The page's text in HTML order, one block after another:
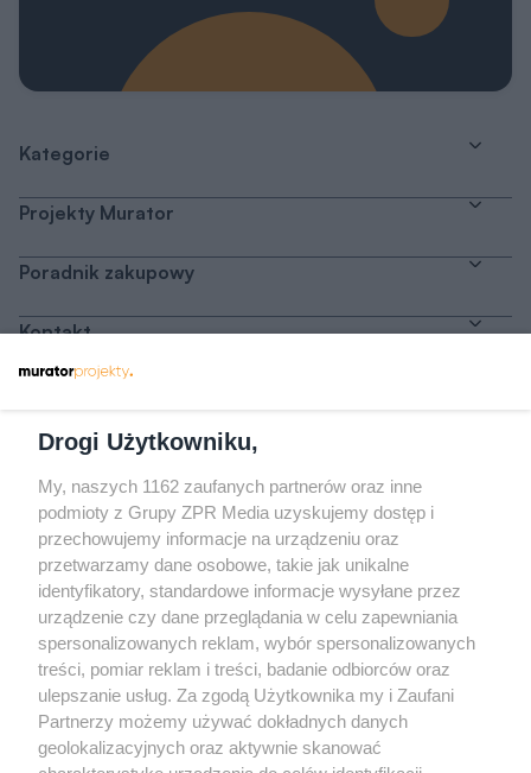
Kategorie
Projekty Murator
Poradnik zakupowy
Kontakt
Odwiedź grupę na Facebooku
Gdybym budował drugi raz - mądry Polak
przed budową
Forum Muratora
Drogi Użytkowniku,
My, naszych 1162 zaufanych partnerów oraz inne
podmioty z Grupy ZPR Media uzyskujemy dostęp i
przechowujemy informacje na urządzeniu oraz
przetwarzamy dane osobowe, takie jak unikalne
identyfikatory, standardowe informacje wysyłane przez
urządzenie czy dane przeglądania w celu zapewniania
spersonalizowanych reklam, wybór spersonalizowanych
treści, pomiar reklam i treści, badanie odbiorców oraz
ulepszanie usług. Za zgodą Użytkownika my i Zaufani
Partnerzy możemy używać dokładnych danych
geolokalizacyjnych oraz aktywnie skanować